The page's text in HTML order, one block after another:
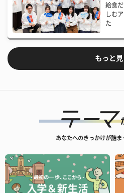
給食
しむ
た
もっと見
あなたへのきっかけが詰ま